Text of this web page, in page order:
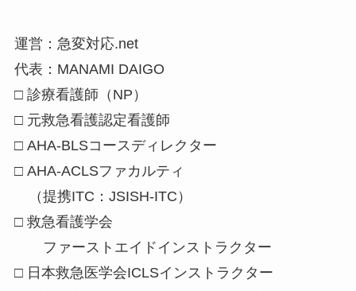
運営：急変対応.net
代表：MANAMI DAIGO
□ 診療看護師（NP）
□ 元救急看護認定看護師
□ AHA-BLSコースディレクター
□ AHA-ACLSファカルティ
（提携ITC：JSISH-ITC）
□ 救急看護学会
ファーストエイドインストラクター
□ 日本救急医学会ICLSインストラクター